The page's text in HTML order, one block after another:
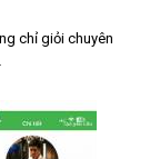
chỉ giỏi chuyên